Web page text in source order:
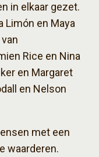
in elkaar gezet.
Limón en Maya
Rice en Nina
en Margaret
en Nelson
met een
waarderen.